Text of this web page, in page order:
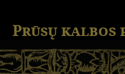
Prūsų kalbos